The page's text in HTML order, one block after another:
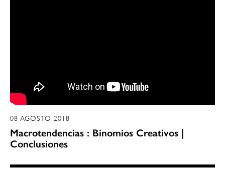
08 AGOSTO 2018
Macrotendencias : Binomios Creativos |
Conclusiones